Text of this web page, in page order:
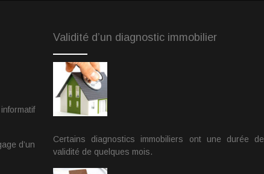
d’un
Validité d’un diagnostic immobilier
Certains diagnostics immobiliers ont une durée de
validité de quelques mois.